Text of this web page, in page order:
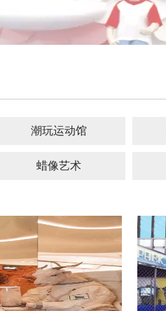
潮玩运动馆
蜡像艺术